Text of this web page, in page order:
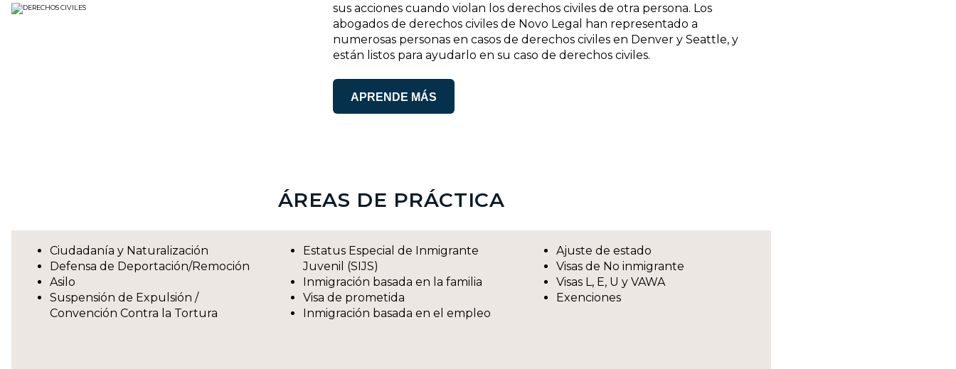
sus acciones cuando violan los derechos civiles de otra persona. Los
abogados de derechos civiles de Novo Legal han representado a
numerosas personas en casos de derechos civiles en Denver y Seattle, y
están listos para ayudarlo en su caso de derechos civiles.
APRENDE MÁS
ÁREAS DE PRÁCTICA
Ciudadanía y Naturalización
Defensa de Deportación/Remoción
Asilo
Suspensión de Expulsión /
Convención Contra la Tortura
Estatus Especial de Inmigrante
Juvenil (SIJS)
Inmigración basada en la familia
Visa de prometida
Inmigración basada en el empleo
Ajuste de estado
Visas de No inmigrante
Visas L, E, U y VAWA
Exenciones